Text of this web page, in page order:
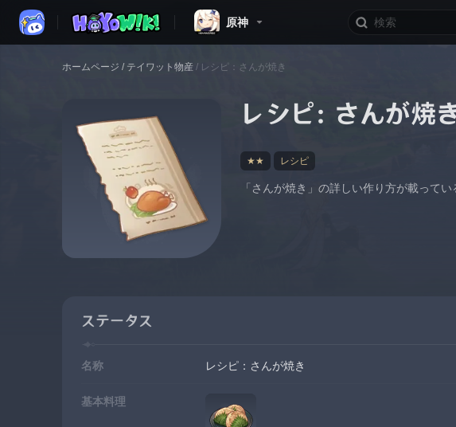
原神
ホームページ / テイワット物産 / レシピ：さんが焼き
レシピ：さんが焼
★★ レシピ
「さんが焼き」の詳しい作り方が載ってい
ステータス
名称 レシピ：さんが焼き
基本料理